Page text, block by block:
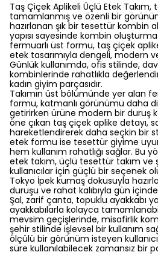
Taş Çiçek Aplikeli Üçlü Etek Takım,
tamamlanmış ve özenli bir
hazırlanan şık bir tesettür kombin
yapısı sayesinde kombin
fermuarlı üst formu, taş çiçek
etek tasarımıyla dengeli, modern
Günlük kullanımda, ofis stilinde,
kombinlerinde rahatlıkla
kadın giyim parçasıdır.
Takımın üst bölümünde yer alan
formu, katmanlı görünümü daha
getirirken ürüne modern bir duruş
öne çıkan taş çiçek aplike detayı,
hareketlendirerek daha seçkin bir
etek formu ise tesettür giyime
hem kullanım rahatlığı sağlar. Bu
etek takım, üçlü tesettür takım ve
kullanıcılar için güçlü bir seçenek
Tokyo İpek kumaş dokusuyla
duruşu ve rahat kalıbıyla gün
Şal, zarif çanta, topuklu ayakkabı
ayakkabılarla kolayca
mevsim geçişlerinde, misafirlik
şehir stilinde işlevsel bir kullanım
ölçülü bir görünüm isteyen
süre kullanılabilecek zamansız bir